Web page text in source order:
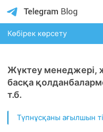
Көбірек көрсету
Жүктеу менеджері,
басқа
т.б.
Түпнұсқаны ағылшын